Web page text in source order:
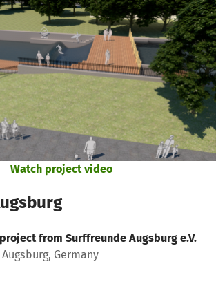
statement
Watch project video
from Surffreunde Augsburg e.V.
Germany